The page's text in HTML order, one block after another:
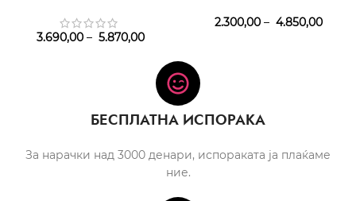
3.690,00 – 5.870,00
2.300,00 – 4.850,00
БЕСПЛАТНА ИСПОРАКА
За нарачки над 3000 денари, испораката ја плаќаме
ние.